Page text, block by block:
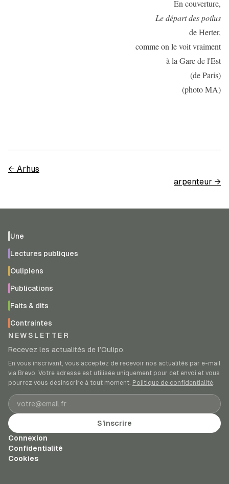
En couverture,
Le départ des poilus
de Herter,
comme on le voit vraiment
à la Gare de l'Est
(de Paris)
(photo MA)
← Arhus
arpenteur →
Une
Lectures publiques
Oulipiens
Publications
Faits & dits
Contraintes
NEWSLETTER
Recevez les actualités de l’Oulipo.
En vous inscrivant, vous acceptez de recevoir nos actualités par e-mail
via Brevo. Votre adresse est utilisée uniquement pour cet envoi et vous
pourrez vous désinscrire à tout moment. Politique de confidentialité.
Adresse e-mail
S’inscrire
Connexion
Confidentialité
Cookies